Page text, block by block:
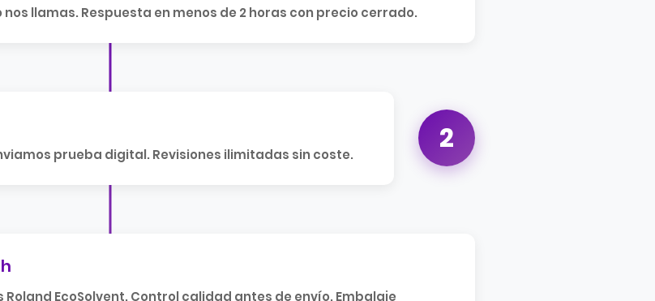
llamas. Respuesta en menos de 2 horas con precio cerrado.
2
prueba digital. Revisiones ilimitadas sin coste.
EcoSolvent. Control calidad antes de envío. Embalaje